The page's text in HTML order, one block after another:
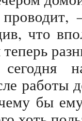
что
работы
бы